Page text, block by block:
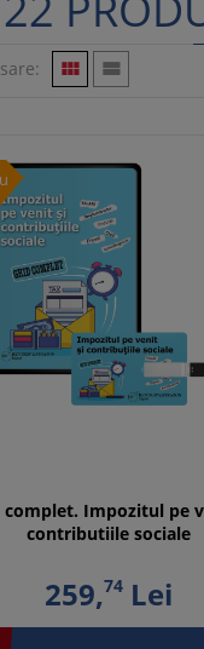
 
complet. Impozitul pe
contributiile sociale
259,74Lei